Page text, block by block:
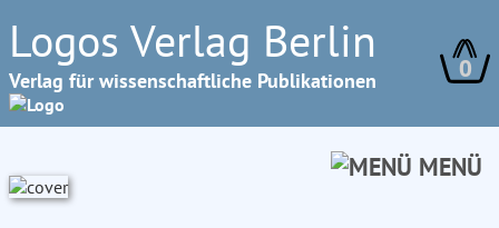
Logos Verlag Berlin
Verlag für wissenschaftliche Publikationen 0
MENÜ